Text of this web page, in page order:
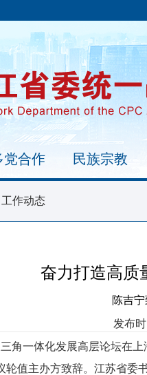
党合作 民族宗教
工作动态
奋力打造高质
陈吉
发布
角一体化发展高层论坛在
轮值主办方致辞。江苏省